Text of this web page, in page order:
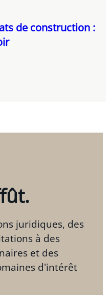
de construction :
juridiques, des
à des
et des
d'intérêt